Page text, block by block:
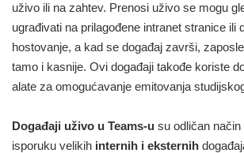
uživo ili na zahtev. Prenosi uživo se mogu
ugrađivati na prilagođene intranet stranice ili
hostovanje, a kad se događaj završi,
tamo i kasnije. Ovi događaji takođe koriste
alate za omogućavanje emitovanja
Događaji uživo u Teams-u su odličan
isporuku velikih internih i eksternih